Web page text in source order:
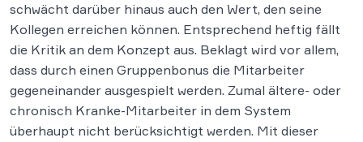
schwächt darüber hinaus auch den Wert, den seine
Kollegen erreichen können. Entsprechend heftig fällt
die Kritik an dem Konzept aus. Beklagt wird vor allem,
dass durch einen Gruppenbonus die Mitarbeiter
gegeneinander ausgespielt werden. Zumal ältere- oder
chronisch Kranke-Mitarbeiter in dem System
überhaupt nicht berücksichtigt werden. Mit dieser